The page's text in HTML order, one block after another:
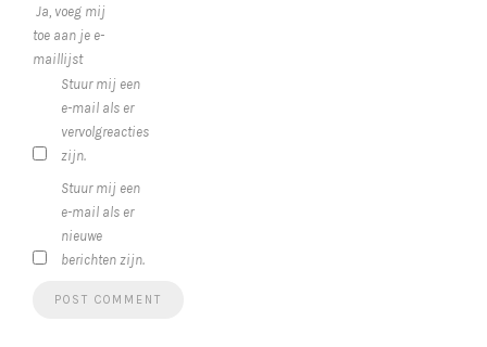
Ja, voeg mij
toe aan je e-
maillijst
Stuur mij een
e-mail als er
vervolgreacties
zijn.
Stuur mij een
e-mail als er
nieuwe
berichten zijn.